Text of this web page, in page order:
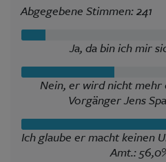
Abgegebene Stimmen: 241
Ja, da bin ich mir
Nein, er wird nicht mehr
Vorgänger Jens
Ich glaube er macht keinen
Amt.: